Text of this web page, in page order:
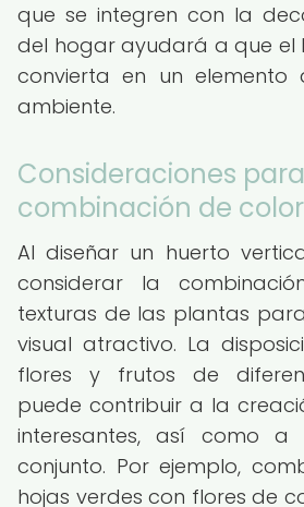
que se integren con la
del hogar ayudará a que el
convierta en un elemento
ambiente.
Consideraciones
combinación de
Al diseñar un huerto
considerar la
texturas de las plantas
visual atractivo. La
flores y frutos de
puede contribuir a la
interesantes, así como
conjunto. Por ejemplo,
hojas verdes con flores de